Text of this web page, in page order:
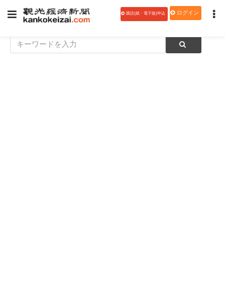
購読(紙・電子版)申込 ログイン